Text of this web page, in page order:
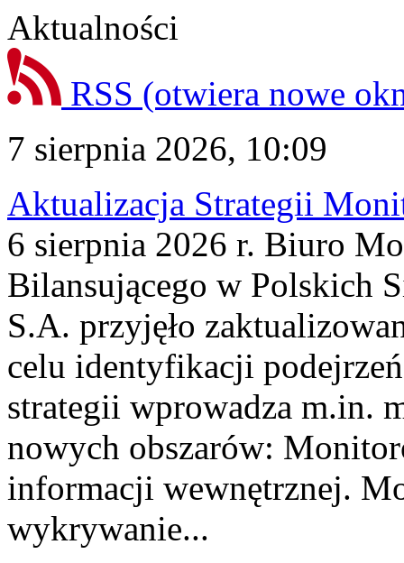
Aktualności
RSS (otwiera nowe
7 sierpnia 2026, 10:09
Aktualizacja Strategii
6 sierpnia 2026 r. Biuro
Bilansującego w Polskich
S.A. przyjęło
celu identyfikacji
strategii wprowadza m.in.
nowych obszarów:
informacji wewnętrznej.
wykrywanie...